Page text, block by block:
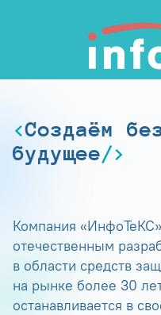
Создаём
будущее
Компания
отечественным
в области средств
на рынке более 30
останавливается в